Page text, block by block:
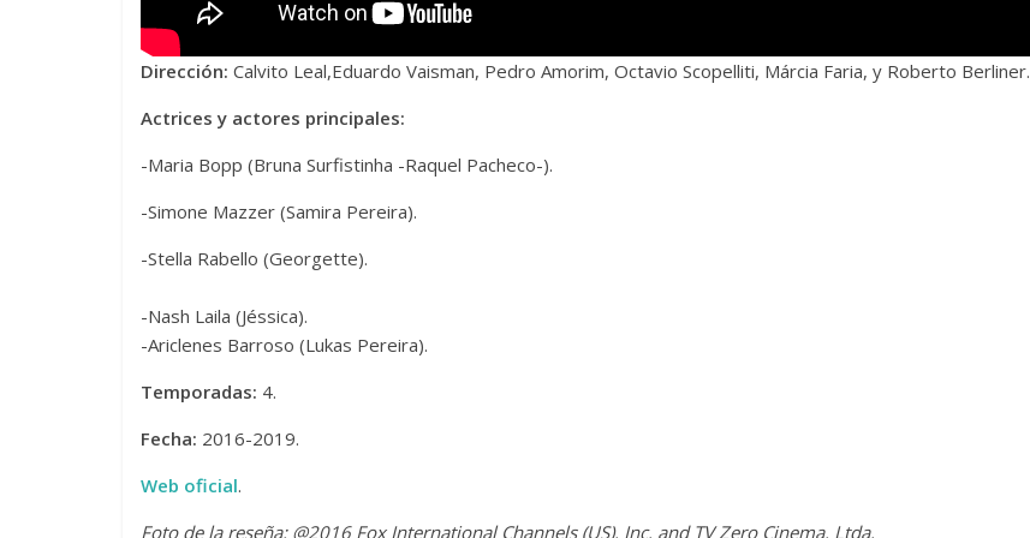
Dirección: Calvito Leal,Eduardo Vaisman, Pedro Amorim, Octavio Scopelliti, Márcia Faria, y Roberto Berliner.
Actrices y actores principales:
-Maria Bopp (Bruna Surfistinha -Raquel Pacheco-).
-Simone Mazzer (Samira Pereira).
-Stella Rabello (Georgette).
-Nash Laila (Jéssica).
-Ariclenes Barroso (Lukas Pereira).
Temporadas: 4.
Fecha: 2016-2019.
Web oficial.
Foto de la reseña: @2016 Fox International Channels (US). Inc. and TV Zero Cinema. Ltda.